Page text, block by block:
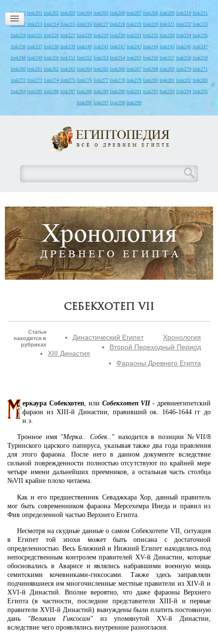
link200 link201 link202 link203 link204 link205 link206 link207 link208 link209 link210 link211
link212 link213 link214 link215 link216 link217 link218 link219 link220 link221 link222 link223
link224 link225 link226 link227 link228 link229 link230 link231 link232 link233 link234 link235
link236 link237 link238 link239 link240 link241 link242 link243 link244 link245 link246 link247
link248 link249 link250 link251 link252 link253 link254 link255 link256 link257 link258 link259
link260 link261 link262 link263 link264 link265 link266 link267 link268 link269 link270 link271
link272 link273 link274 link275 link276 link277 link278 link279 link280 link281 link282 link283
link284 link285 link286 link287 link288 link289 link290 link291 link292 link293 link294 link295
link296 link297 link298 link299
Себекхотеп VII
Статья
находится в
рубриках
Хронология
Династический Египет
Второй Переходный Период
XIII Династия
Фараоны Древнего Египта
еркаура Собекхотеп, или Собекхотеп VII- древнеегипетский
фараон из XIII-й Династии, правивший ок. 1646-1644 гг до
н.э.
Тронное имя "Мерка.. Собек.."находится в позиции №VII/8
Туринского царского папируса, указывая также два года правления
для этого фараона. После него в данном документе вследствие
сильной поврежденности полностью отсутствуют по крайней мере
четыре имени дальнейших преемников, а остальная часть столбца
№VII крайне плохо читаема.
Как и его предшественник Севаджкара Хор, данный правитель
мог быть современником фараона Мерсехемра Инеда и правил из
Фив определенной частью Верхнего Египта.
Несмотря на скудные данные о самом Собекхотепе VII, ситуация
в Египет той эпохи может быть описана с достаточной
определенностью. Весь Ближний и Нижний Египет находились под
непосредственным контролем правителей XV-й Династии, которые
обосновались в Аварисе и являлись набравшими военную мощь
семитскими кочевниками-гиксосами. Также здесь заправляли
подчинявшиеся им многочисленные местные правители из XIV-й и
XVI-й Династий. Вполне вероятно, что даже фараоны Верхнего
Египта (в частности, последние представители XIII-й и первые
правители XVII-й Династий) вынуждены были платить постоянную
дань "Великим Гиксосам"из упомянутой XV-й Династии,
вследствие чего проявлялись внутренние разногласия.